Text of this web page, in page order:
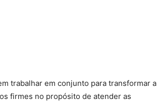
trabalhar em conjunto para transformar a
firmes no propósito de atender as